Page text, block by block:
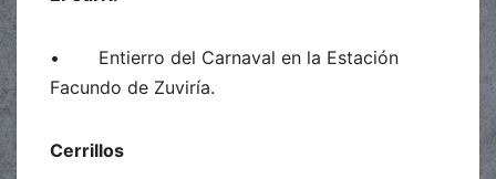
• Entierro del Carnaval en la Estación
Facundo de Zuviría.
Cerrillos